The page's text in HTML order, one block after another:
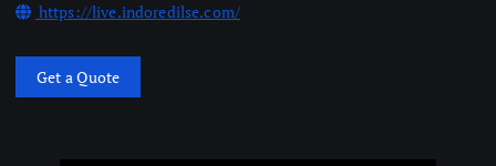
https://live.indoredilse.com/
Get a Quote